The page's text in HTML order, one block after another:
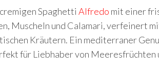
Spaghetti Alfredo mit einer
Muscheln und Calamari, verfeinert
Kräutern. Ein mediterraner
für Liebhaber von Meeresfrüchten